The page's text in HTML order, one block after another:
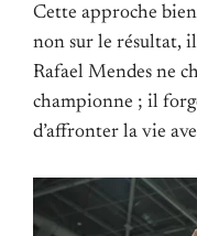
Cette approche
non sur le résultat,
Rafael Mendes ne
championne ; il
d’affronter la vie